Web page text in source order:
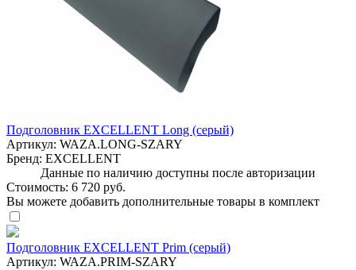
Подголовник EXCELLENT Long (серый)
Артикул: WAZA.LONG-SZARY
Бренд: EXCELLENT
Данные по наличию доступны после авторизации
Стоимость: 6 720 руб.
Вы можете добавить дополнительные товары в комплект
Подголовник EXCELLENT Prim (серый)
Артикул: WAZA.PRIM-SZARY